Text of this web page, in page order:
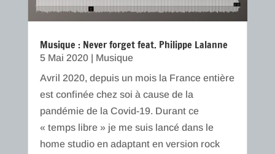
Musique : Never forget feat. Philippe Lalanne
5 Mai 2020| Musique
Avril 2020, depuis un mois la France entière
est confinée chez soi à cause de la
pandémie de la Covid-19. Durant ce
« temps libre » je me suis lancé dans le
home studio en adaptant en version rock